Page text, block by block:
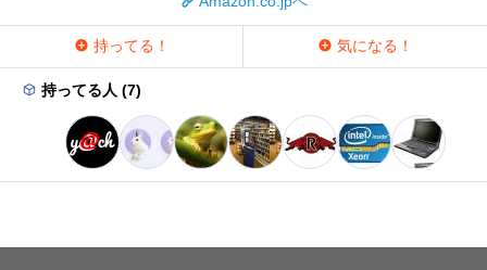
持ってる！ 気になる！
持ってる人 (7)